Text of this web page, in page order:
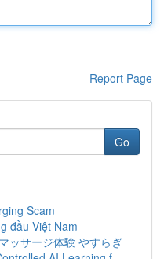
Report Page
Go
Scam
đầu Việt Nam
ッサージ体験 やすらぎ